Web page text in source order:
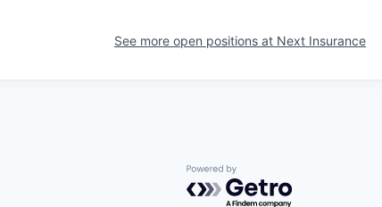
See more open positions at Next Insurance
Powered by Getro.com